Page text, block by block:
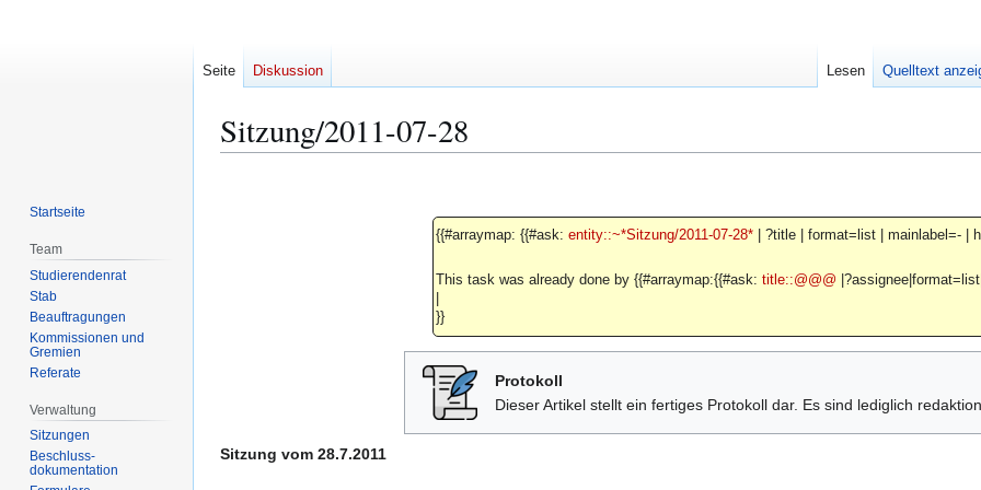
Sitzung/2011-07-28
{{#arraymap: {{#ask:entity::~*Sitzung/2011-07-28* | ?title | format=list | mainlabel=- |
This task was already done by {{#arraymap:{{#ask:title::@@@
}}
Protokoll
Dieser Artikel stellt ein fertiges Protokoll dar. Es sind lediglich
Sitzung vom 28.7.2011
Seite Diskussion Lesen Quelltext
Startseite
Team
Studierendenrat
Stab
Beauftragungen
Kommissionen und
Gremien
Referate
Verwaltung
Sitzungen
Beschluss-
dokumentation